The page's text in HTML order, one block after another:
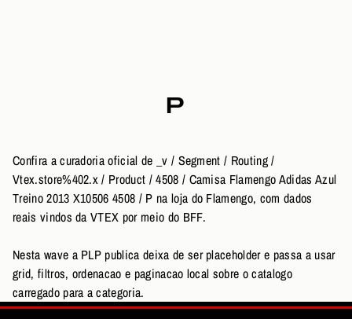
P
Confira a curadoria oficial de _v / Segment / Routing /
Vtex.store%402.x / Product / 4508 / Camisa Flamengo Adidas Azul
Treino 2013 X10506 4508 / P na loja do Flamengo, com dados
reais vindos da VTEX por meio do BFF.
Nesta wave a PLP publica deixa de ser placeholder e passa a usar
grid, filtros, ordenacao e paginacao local sobre o catalogo
carregado para a categoria.